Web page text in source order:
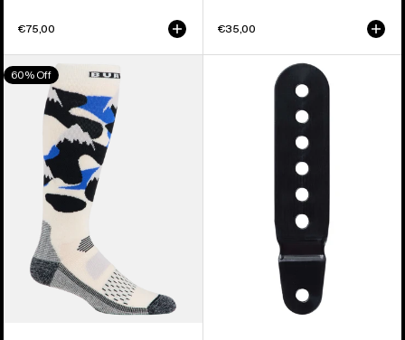
€75,00 €35,00
Burton
Performance
Midweight
Herren
60% Off
Snowboardbindungen